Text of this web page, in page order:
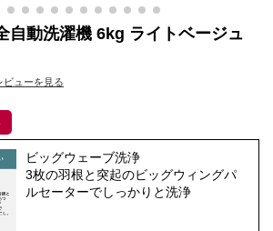
自動洗濯機 6kg ライトベージュ
ビューを見る
ビッグウェーブ洗浄
3枚の羽根と突起のビッグウィングパ
ルセーターでしっかりと洗浄